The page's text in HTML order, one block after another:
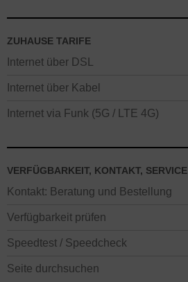
ZUHAUSE TARIFE
Internet über DSL
Internet über Kabel
Internet via Funk (5G / LTE 4G)
VERFÜGBARKEIT, KONTAKT, SERVICE
Kontakt: Beratung und Bestellung
Verfügbarkeit prüfen
Speedtest / Speedcheck
Seite durchsuchen